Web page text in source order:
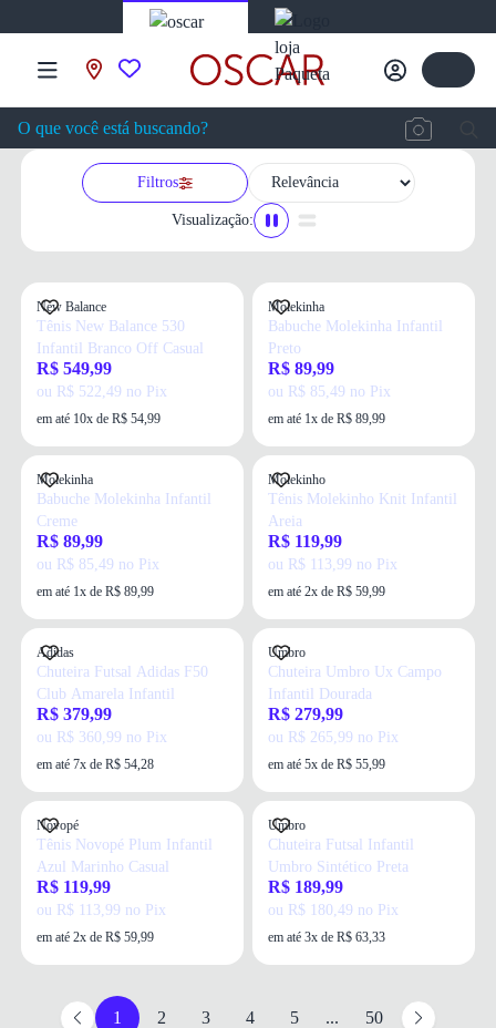
Filtros
Visualização:
New Balance
Tênis New Balance 530
Infantil Branco Off Casual
R$ 549,99
ou R$ 522,49 no Pix
em até 10x de R$ 54,99
Molekinha
Babuche Molekinha Infantil
Preto
R$ 89,99
ou R$ 85,49 no Pix
em até 1x de R$ 89,99
Molekinha
Babuche Molekinha Infantil
Creme
R$ 89,99
ou R$ 85,49 no Pix
em até 1x de R$ 89,99
Molekinho
Tênis Molekinho Knit Infantil
Areia
R$ 119,99
ou R$ 113,99 no Pix
em até 2x de R$ 59,99
Adidas
Chuteira Futsal Adidas F50
Club Amarela Infantil
R$ 379,99
ou R$ 360,99 no Pix
em até 7x de R$ 54,28
Umbro
Chuteira Umbro Ux Campo
Infantil Dourada
R$ 279,99
ou R$ 265,99 no Pix
em até 5x de R$ 55,99
Novopé
Tênis Novopé Plum Infantil
Azul Marinho Casual
R$ 119,99
ou R$ 113,99 no Pix
em até 2x de R$ 59,99
Umbro
Chuteira Futsal Infantil
Umbro Sintético Preta
R$ 189,99
ou R$ 180,49 no Pix
em até 3x de R$ 63,33
1 2 3 4 5 ... 50